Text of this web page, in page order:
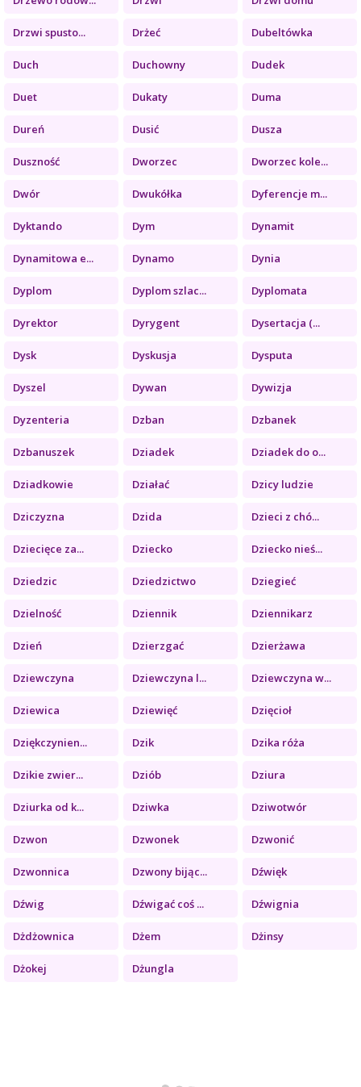
Drzwi spusto... Drżeć Dubeltówka
Duch Duchowny Dudek
Duet Dukaty Duma
Dureń Dusić Dusza
Duszność Dworzec Dworzec kole...
Dwór Dwukółka Dyferencje m...
Dyktando Dym Dynamit
Dynamitowa e... Dynamo Dynia
Dyplom Dyplom szlac... Dyplomata
Dyrektor Dyrygent Dysertacja (...
Dysk Dyskusja Dysputa
Dyszel Dywan Dywizja
Dyzenteria Dzban Dzbanek
Dzbanuszek Dziadek Dziadek do o...
Dziadkowie Działać Dzicy ludzie
Dziczyzna Dzida Dzieci z chó...
Dziecięce za... Dziecko Dziecko nieś...
Dziedzic Dziedzictwo Dziegieć
Dzielność Dziennik Dziennikarz
Dzień Dzierzgać Dzierżawa
Dziewczyna Dziewczyna l... Dziewczyna w...
Dziewica Dziewięć Dzięcioł
Dziękczynien... Dzik Dzika róża
Dzikie zwier... Dziób Dziura
Dziurka od k... Dziwka Dziwotwór
Dzwon Dzwonek Dzwonić
Dzwonnica Dzwony bijąc... Dźwięk
Dźwig Dźwigać coś ... Dźwignia
Dżdżownica Dżem Dżinsy
Dżokej Dżungla